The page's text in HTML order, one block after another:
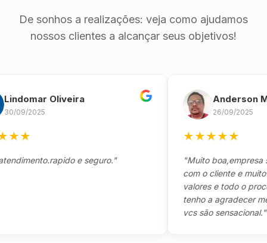
De sonhos a realizações: veja como ajudamos
nossos clientes a alcançar seus objetivos!
Oliveira
2025
e seguro."
Anderson
26/09/2025
★★★
"Muito boa,empresa séria
com o cliente e muito
valores e todo o processo
tenho a agradecer
vcs são sensacional."